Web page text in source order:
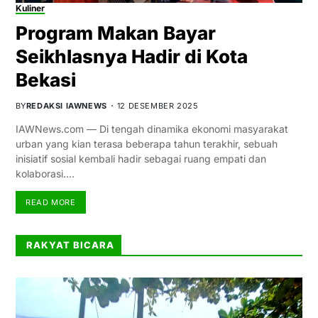
Kuliner
Program Makan Bayar
Seikhlasnya Hadir di Kota
Bekasi
BYREDAKSI IAWNEWS 12 DESEMBER 2025
IAWNews.com — Di tengah dinamika ekonomi masyarakat
urban yang kian terasa beberapa tahun terakhir, sebuah
inisiatif sosial kembali hadir sebagai ruang empati dan
kolaborasi.…
READ MORE
RAKYAT BICARA